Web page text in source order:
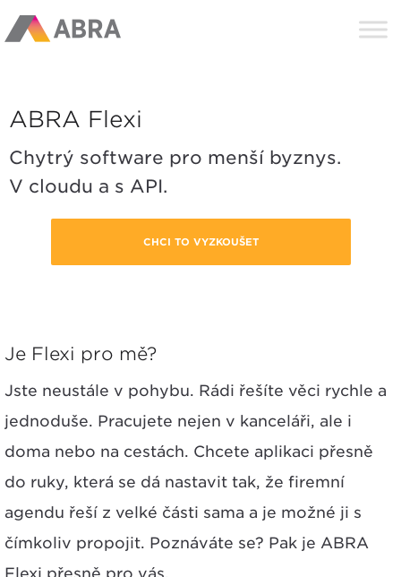
ABRA Flexi
Chytrý software pro menší byznys.
V cloudu a s API.
CHCI TO VYZKOUŠET
Je Flexi pro mě?
Jste neustále v pohybu. Rádi řešíte věci rychle a
jednoduše. Pracujete nejen v kanceláři, ale i
doma nebo na cestách. Chcete aplikaci přesně
do ruky, která se dá nastavit tak, že firemní
agendu řeší z velké části sama a je možné ji s
čímkoliv propojit. Poznáváte se? Pak je ABRA
Flexi přesně pro vás.